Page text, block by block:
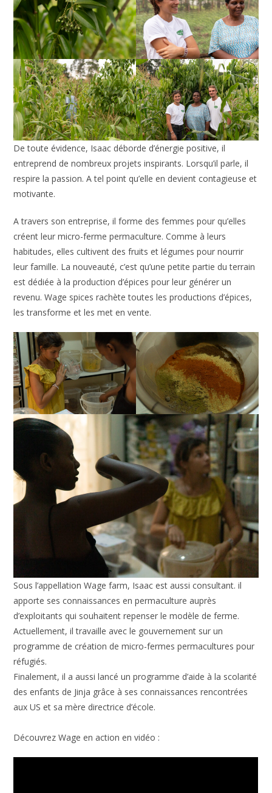
De toute évidence, Isaac déborde d’énergie positive, il
entreprend de nombreux projets inspirants. Lorsqu’il parle, il
respire la passion. A tel point qu’elle en devient contagieuse et
motivante.
A travers son entreprise, il forme des femmes pour qu’elles
créent leur micro-ferme permaculture. Comme à leurs
habitudes, elles cultivent des fruits et légumes pour nourrir
leur famille. La nouveauté, c’est qu’une petite partie du terrain
est dédiée à la production d’épices pour leur générer un
revenu. Wage spices rachète toutes les productions d’épices,
les transforme et les met en vente.
Sous l’appellation Wage farm, Isaac est aussi consultant. il
apporte ses connaissances en permaculture auprès
d’exploitants qui souhaitent repenser le modèle de ferme.
Actuellement, il travaille avec le gouvernement sur un
programme de création de micro-fermes permacultures pour
réfugiés.
Finalement, il a aussi lancé un programme d’aide à la scolarité
des enfants de Jinja grâce à ses connaissances rencontrées
aux US et sa mère directrice d’école.
Découvrez Wage en action en vidéo :